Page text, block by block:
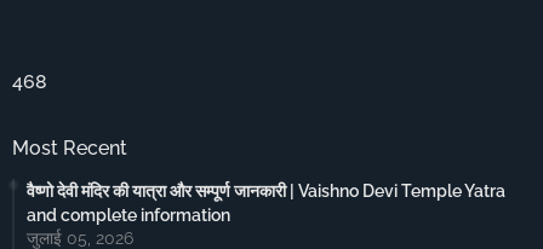
468
Most Recent
वैष्णो देवी मंदिर की यात्रा और सम्पूर्ण जानकारी | Vaishno Devi Temple Yatra
and complete information
जुलाई 05, 2026